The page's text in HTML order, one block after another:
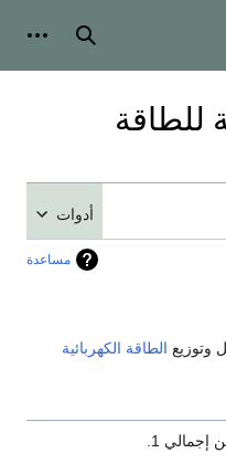
بحث
للطاقة
أدوات
مساعدة
وتوزيع الطاقة الكهربائية
1.